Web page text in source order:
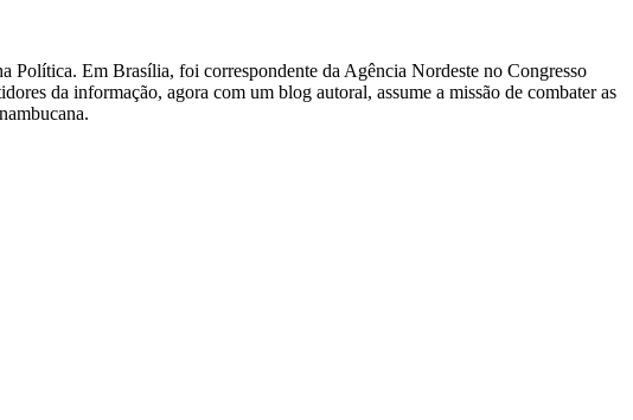
Política. Em Brasília, foi correspondente da Agência Nordeste no Congresso
da informação, agora com um blog autoral, assume a missão de combater as